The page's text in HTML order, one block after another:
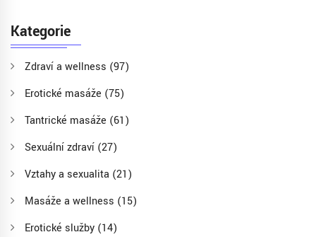
Kategorie
Zdraví a wellness (97)
Erotické masáže (75)
Tantrické masáže (61)
Sexuální zdraví (27)
Vztahy a sexualita (21)
Masáže a wellness (15)
Erotické služby (14)